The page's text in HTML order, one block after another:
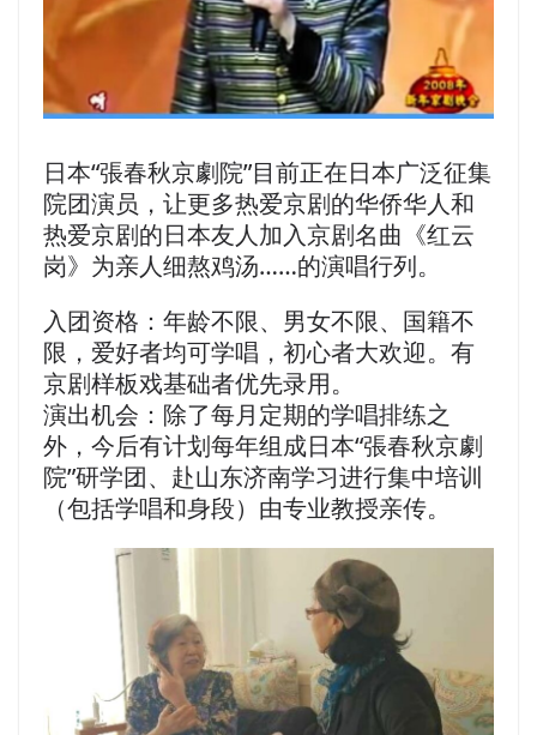
日本“張春秋京劇院”目前正在日本广泛征集
院团演员，让更多热爱京剧的华侨华人和
热爱京剧的日本友人加入京剧名曲《红云
岗》为亲人细熬鸡汤……的演唱行列。
入团资格：年龄不限、男女不限、国籍不
限，爱好者均可学唱，初心者大欢迎。有
京剧样板戏基础者优先录用。
演出机会：除了每月定期的学唱排练之
外，今后有计划每年组成日本“張春秋京劇
院”研学团、赴山东济南学习进行集中培训
（包括学唱和身段）由专业教授亲传。